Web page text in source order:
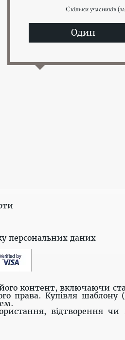
Скільки учасників
Один
персональних даних
контент, включаючи
права. Купівля шаблону
відтворення